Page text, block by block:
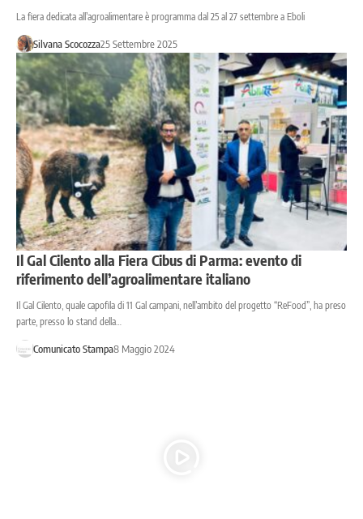
La fiera dedicata all’agroalimentare è programma dal 25 al 27 settembre a Eboli
Silvana Scocozza25 Settembre 2025
Il Gal Cilento alla Fiera Cibus di Parma: evento di
riferimento dell’agroalimentare italiano
Il Gal Cilento, quale capofila di 11 Gal campani, nell’ambito del progetto “ReFood”, ha preso
parte, presso lo stand della…
Comunicato Stampa8 Maggio 2024